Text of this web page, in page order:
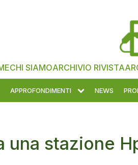
CHI SIAMOARCHIVIO RIVISTA
APPROFONDIMENTI NEWS
una stazione